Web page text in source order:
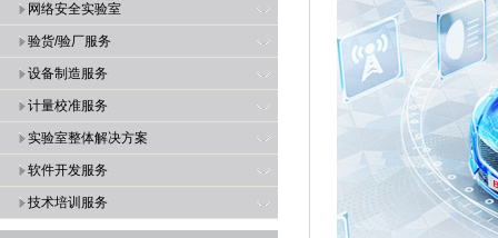
网络安全实验室
验货/验厂服务
设备制造服务
计量校准服务
实验室整体解决方案
软件开发服务
技术培训服务